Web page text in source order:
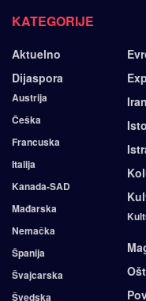
KATEGORIJE
Aktuelno
Dijaspora
Austrija
Češka
Francuska
Italija
Kanada-SAD
Mađarska
Nemačka
Španija
Švajcarska
Švedska
Iran